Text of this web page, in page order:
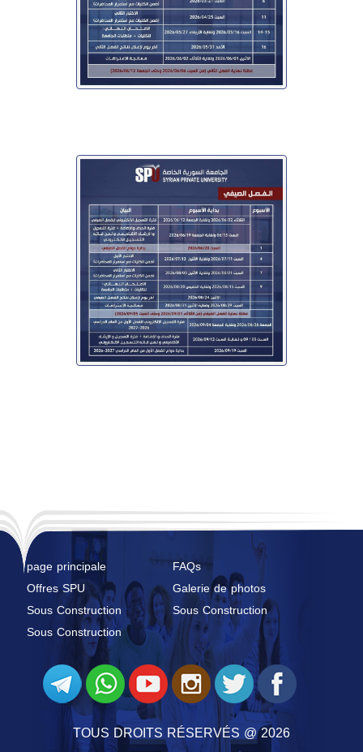
page principale
FAQs
Offres SPU
Galerie de photos
Sous Construction
Sous Construction
Sous Construction
TOUS DROITS RÉSERVÉS @ 2026